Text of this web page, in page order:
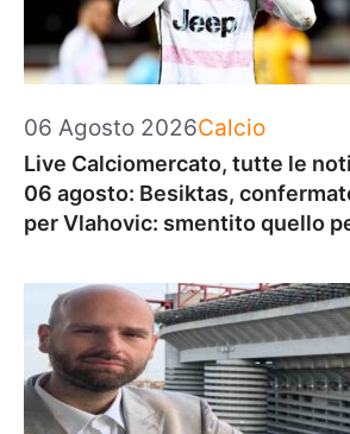
06 Agosto 2026Categorie
Calcio
Live Calciomercato, tutte le
06 agosto: Besiktas,
per Vlahovic: smentito quello